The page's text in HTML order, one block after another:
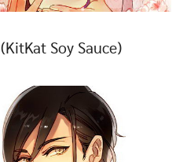
Soy Sauce)